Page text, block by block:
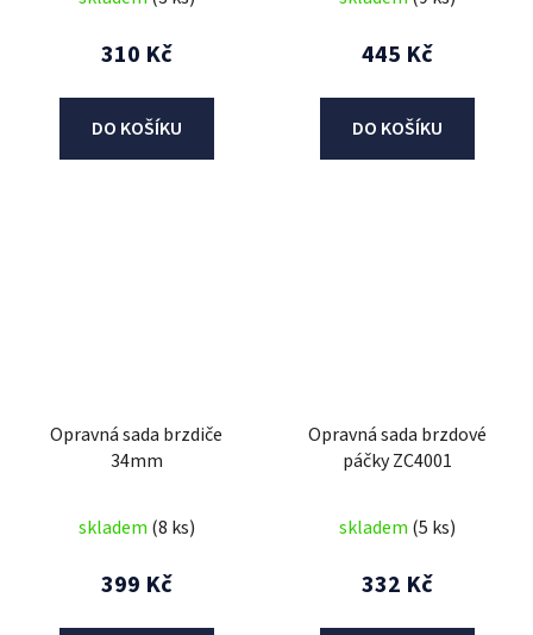
310 Kč
DO KOŠÍKU
445 Kč
DO KOŠÍKU
Opravná sada brzdiče
34mm
skladem (8 ks)
399 Kč
Opravná sada brzdové
páčky ZC4001
skladem (5 ks)
332 Kč